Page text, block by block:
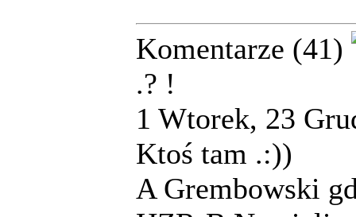
Komentarze (41)
.? !
1 Wtorek, 23
Ktoś tam .:))
A Grembowski